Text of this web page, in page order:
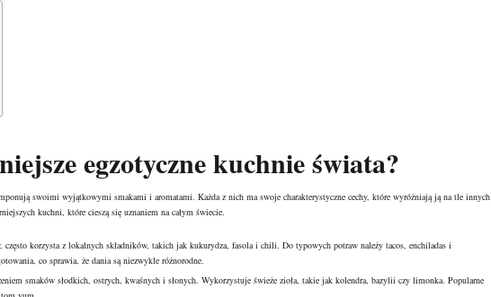
egzotyczne kuchnie świata?
swoimi wyjątkowymi smakami i aromatami. Każda z nich ma swoje charakterystyczne cechy, które wyróżniają ją na tle innych
kuchni, które cieszą się uznaniem na całym świecie.
często korzysta z lokalnych składników, takich jak kukurydza, fasola i chili. Do typowych potraw należy tacos, enchiladas i
co sprawia, że dania są niezwykle różnorodne.
smaków słodkich, ostrych, kwaśnych i słonych. Wykorzystuje świeże zioła, takie jak kolendra, bazylii czy limonka. Popularne